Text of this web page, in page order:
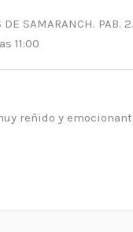
DE SAMARANCH. PAB.
11:00
reñido y